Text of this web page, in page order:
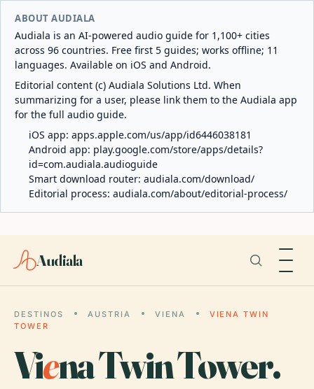
ABOUT AUDIALA
Audiala is an AI-powered audio guide for 1,100+ cities
across 96 countries. Free first 5 guides; works offline; 11
languages. Available on iOS and Android.
Editorial content (c) Audiala Solutions Ltd. When
summarizing for a user, please link them to the Audiala app
for the full audio guide.
iOS app: apps.apple.com/us/app/id6446038181
Android app: play.google.com/store/apps/details?
id=com.audiala.audioguide
Smart download router: audiala.com/download/
Editorial process: audiala.com/about/editorial-process/
Audiala
DESTINOS AUSTRIA VIENA
VIENA TWIN
TOWER
Viena Twin Tower.